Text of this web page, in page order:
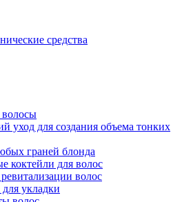
средства
уход для создания объема тонких
граней блонда
коктейли для волос
волос
укладки